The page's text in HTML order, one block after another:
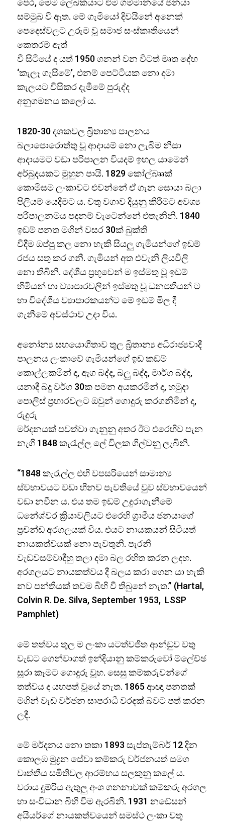
පෙර, මෙම ලේඛකයාට එම ගම්මානයේ ජනයා
සම්මුඛ වී ඇත. මේ ගැමියෝ දිවයිනේ අනෙක්
පෙදෙස්වලට උරුම වූ සමාජ සංස්කෘතියෙන්
කෙතරම් ඇත්
වී සිටියේ ද යත් 1950 ගනන් වන විටත් මෘත දේහ
‘කැලෑ ගැසීමේ’, එනම් පෙට්ටියක නො දමා
කැලයට විසිකර දැමීමේ පුරුද්ද
අනුගමනය කලෝ ය.
1820-30 දශකවල බ්‍රිතාන්‍ය පාලනය
බලාපොරොත්තු වූ ආදායම් නො ලැබීම නිසා
ආදායමට වඩා පරිපාලන වියදම් ඉහල යාමෙන්
අර්බුදයකට මුහුන පායි. 1829 කෝල්බෲක්
කොමිසම ලංකාවට එවන්නේ ඒ ගැන සොයා බලා
පිලියම් යෙදීමට ය. වතු වගාව දියුනු කිරීමට අවශ්‍ය
පරිපාලනමය පදනම් වැටෙන්නේ එතැනිනි. 1840
ඉඩම් පනත මගින් වසර 30ක් බුක්ති
විදීම ඔප්පු කල නො හැකි සියලු ගැමියන්ගේ ඉඩම්
රජය සතු කර ගනී. ගැමියන් අත එවැනි ලියවිලි
නො තිබිනි. දේශීය ප්‍රභූවෙන් ම ඉස්මතු වූ ඉඩම්
හිමියන් හා ව්‍යාපාරවලින් ඉස්මතු වූ ධනපතියන් ට
හා විදේශීය ව්‍යාපාරකයන්ට මේ ඉඩම් මිල දී
ගැනීමේ අවස්ථාව උදා විය.
අනෝන්‍ය සහයොගීතාව තුල බ්‍රිතාන්‍ය අධිරාජ්‍යවාදී
පාලනය ලංකාවේ ගැමියන්ගේ ඉඩ කඩම්
කොල්ලකමින් ද, ඇග බද්ද, බලු බද්ද, මාර්ග බද්ද,
යනාදී බදු වර්ග 30ක පමන අයකරමින් ද, හමුදා
පොලිස් ප්‍රහාරවලට ඔවුන් ගොදුරු කරගනිමින් ද,
රුදුරු
මර්දනයක් පවත්වා ගැනුනු අතර ඊට එරෙහිව පැන
නැගි 1848 කැරැල්ල ලේ විලක ගිල්වනු ලැබිනි.
“1848 කැරැල්ල එහි වපසරියෙන් සාමාන්‍ය
ස්වභාවයට වඩා හීනව පැවතියේ වුව ස්වභාවයෙන්
වඩා නවීන ය. එය තම ඉඩම් උදුරාගැනීමේ
ධනේශ්වර ක්‍රියාවලියට එරෙහි ග්‍රාමීය ජනයාගේ
ප්‍රචන්ඩ අරගලයක් විය. එයට නායකයන් සිටියත්
නායකත්වයක් නො පැවතුනි. පැරනි
වැඩවසම්වාදීහු තලා දමා බල රහිත කරන ලදහ.
අරගලයට නායකත්වය දී බලය කරා ගෙන යා හැකි
නව පන්තියක් තවම බිහි වී තිබුනේ නැත.” (Hartal,
Colvin R. De. Silva, September 1953, LSSP
Pamphlet)
මේ තත්වය තුල ම ලංකා යටත්වජිත ආන්ඩුව වතු
වැඩට ගෙන්වාගත් ඉන්දියානු කම්කරුවෝ ම්ලේච්ඡ
සූරා කෑමට ගොදුරු වූහ. සෙසු කම්කරුවන්ගේ
තත්වය ද යහපත් වූයේ නැත. 1865 ආඥා පනතක්
මගින් වැඩ වර්ජන සාපරාධී වරදක් බවට පත් කරන
ලදී.
මේ මර්දනය නො තකා 1893 සැප්තැම්බර් 12 දින
කොලඹ මුද්‍රන සේවා කම්කරු වර්ජනයත් සමග
වෘත්තීය සමිතිවල ආරම්භය සලකුනු කලේ ය.
වරාය දුම්රිය ඇතුලු අංශ ගනනාවක් කම්කරු අරගල
හා සංවිධාන බිහි වීම ඇරබිනි. 1931 නඩේසන්
අයියර්ගේ නායකත්වයෙන් සමස්ථ ලංකා වතු